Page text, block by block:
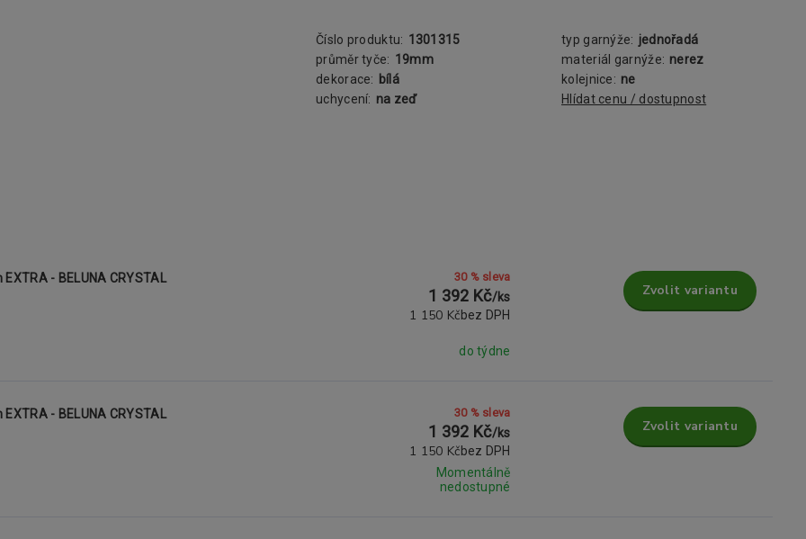
Číslo produktu: 1301315 typ garnýže: jednořadá
průměr tyče: 19mm materiál garnýže: nerez
dekorace: bílá kolejnice: ne
uchycení: na zeď Hlídat cenu / dostupnost
- BELUNA CRYSTAL
30 % sleva
1 392 Kč/ks
1 150 Kčbez DPH
do týdne
Zvolit variantu
- BELUNA CRYSTAL
30 % sleva
1 392 Kč/ks
1 150 Kčbez DPH
Momentálně
nedostupné
Zvolit variantu